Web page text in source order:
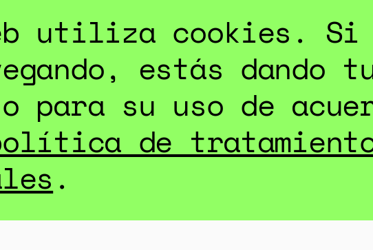
COMPARTIR:
utiliza cookies. Si
estás dando
para su uso de
de
.